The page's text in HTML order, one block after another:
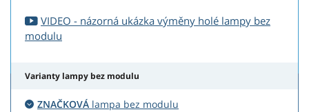
VIDEO - názorná ukázka výměny holé lampy bez
modulu
Varianty lampy bez modulu
ZNAČKOVÁ lampa bez modulu